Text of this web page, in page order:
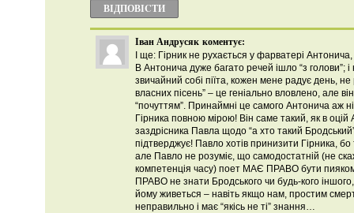
ВІДПОВІCТИ
Іван Андрусяк коментує:
І ще: Гірник не рухається у фарватері
В Антонича дуже багато речей ішло “з голови”;
звичайний собі піїта, кожен мене радує день, не
власних пісень” – це геніально вловлено, але
“почуттям”. Принаймні це самого Антонича аж
Гірника повною мірою! Він саме такий, як в оцій
заздрісника Павла щодо “а хто такий
підтверджує! Павло хотів принизити Гірника, бо
але Павло не розуміє, що самодостатній (не
компетенція часу) поет МАЄ ПРАВО бути
ПРАВО не знати Бродського чи будь-кого
йому живеться – навіть якщо нам, простим
неправильно і має “якісь не ті” знання…